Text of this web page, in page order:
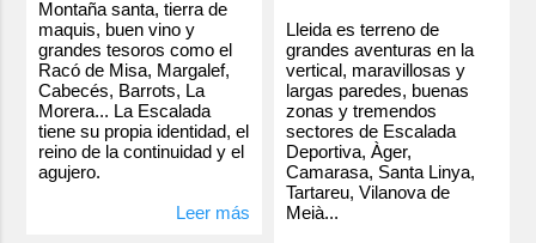
Montaña santa, tierra de
maquis, buen vino y
grandes tesoros como el
Racó de Misa, Margalef,
Cabecés, Barrots, La
Morera... La Escalada
tiene su propia identidad, el
reino de la continuidad y el
agujero.
Leer más
Lleida es terreno de
grandes aventuras en la
vertical, maravillosas y
largas paredes, buenas
zonas y tremendos
sectores de Escalada
Deportiva, Àger,
Camarasa, Santa Linya,
Tartareu, Vilanova de
Meià...